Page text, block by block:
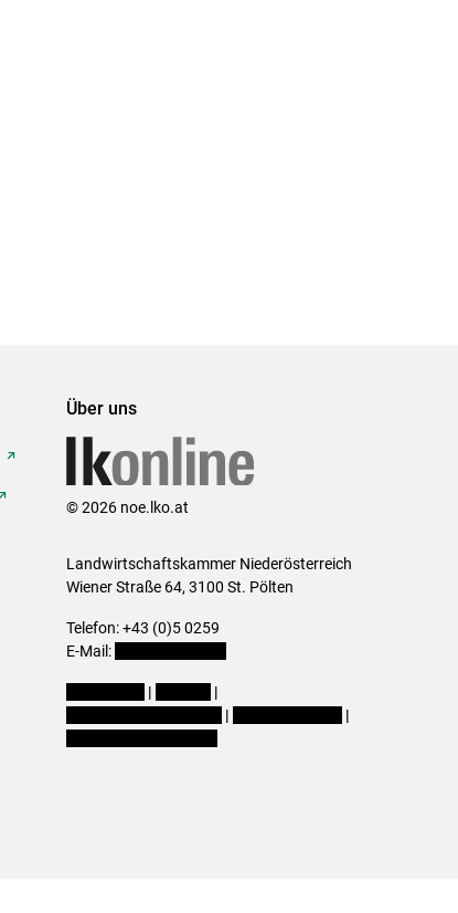
Über uns
© 2026 noe.lko.at
Landwirtschaftskammer Niederösterreich
Wiener Straße 64, 3100 St. Pölten
Telefon: +43 (0)5 0259
E-Mail:
|
|
|
|